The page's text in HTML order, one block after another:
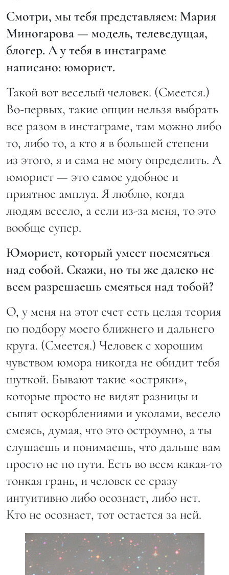
Смотри, мы тебя представляем: Мария
Миногарова — модель, телеведущая,
блогер. А у тебя в инстаграме
написано: юморист.
Такой вот веселый человек. (Смеется.)
Во-первых, такие опции нельзя выбрать
все разом в инстаграме, там можно либо
то, либо то, а кто я в большей степени
из этого, я и сама не могу определить. А
юморист — это самое удобное и
приятное амплуа. Я люблю, когда
людям весело, а если из-за меня, то это
вообще супер.
Юморист, который умеет посмеяться
над собой. Скажи, но ты же далеко не
всем разрешаешь смеяться над тобой?
О, у меня на этот счет есть целая теория
по подбору моего ближнего и дальнего
круга. (Смеется.) Человек с хорошим
чувством юмора никогда не обидит тебя
шуткой. Бывают такие «остряки»,
которые просто не видят разницы и
сыпят оскорблениями и уколами, весело
смеясь, думая, что это остроумно, а ты
слушаешь и понимаешь, что дальше вам
просто не по пути. Есть во всем какая-то
тонкая грань, и человек ее сразу
интуитивно либо осознает, либо нет.
Кто не осознает, тот остается за ней.